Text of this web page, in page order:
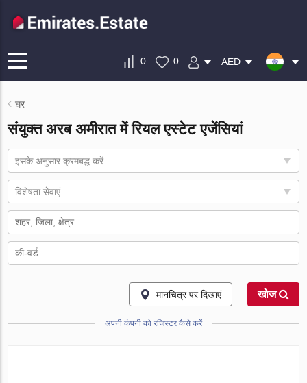
0 0 AED
घर
संयुक्त अरब अमीरात में रियल एस्टेट एजेंसियां
इसके अनुसार क्रमबद्ध करें
विशेषता सेवाएं
मानचित्र पर दिखाएं खोज
अपनी कंपनी को रजिस्टर कैसे करें